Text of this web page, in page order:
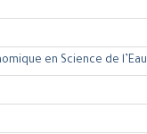
en Science de l’Eau